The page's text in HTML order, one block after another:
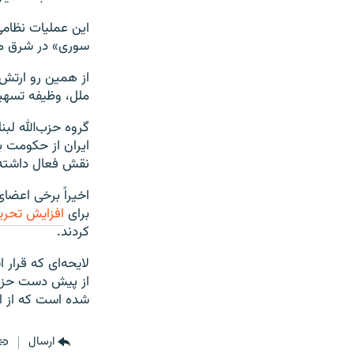
این عملیات
سوری» در شرق
از همین رو
ملل، وظیفه
گروه حزب‌الله
ایران از حکومت
نقش فعال
اخیراً برخی
برای افزایش
کردند.
لایحه‌ای که
از پیش دست
شده است که از
ارسال